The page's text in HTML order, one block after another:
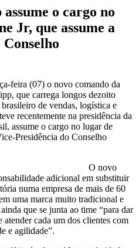
o cargo no
Jr, que assume a
feira (07) o novo comando da
que carrega longos dezoito
de vendas, logística e
recentemente na presidência da
assume o cargo no lugar de
Presidência do Conselho
O novo
adicional em substituir
numa empresa de mais de 60
uma marca muito tradicional e
que se junta ao time “para dar
cada um dos clientes com
e agilidade”.